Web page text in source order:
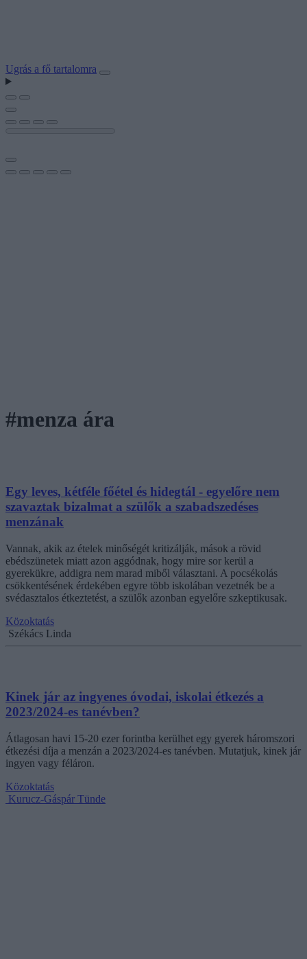
Ugrás a fő tartalomra
#menza ára
Egy leves, kétféle főétel és hidegtál - egyelőre nem
szavaztak bizalmat a szülők a szabadszedéses
menzának
Vannak, akik az ételek minőségét kritizálják, mások a rövid
ebédszünetek miatt azon aggódnak, hogy mire sor kerül a
gyerekükre, addigra nem marad miből választani. A pocsékolás
csökkentésének érdekében egyre több iskolában vezetnék be a
svédasztalos étkeztetést, a szülők azonban egyelőre szkeptikusak.
Közoktatás
Székács Linda
Kinek jár az ingyenes óvodai, iskolai étkezés a
2023/2024-es tanévben?
Átlagosan havi 15-20 ezer forintba kerülhet egy gyerek háromszori
étkezési díja a menzán a 2023/2024-es tanévben. Mutatjuk, kinek jár
ingyen vagy féláron.
Közoktatás
Kurucz-Gáspár Tünde